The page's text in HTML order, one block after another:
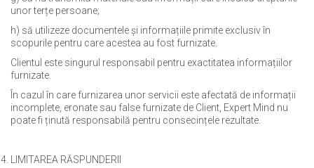
unor terțe persoane;
h) să utilizeze documentele și informațiile primite exclusiv în
scopurile pentru care acestea au fost furnizate.
Clientul este singurul responsabil pentru exactitatea informațiilor
furnizate.
În cazul în care furnizarea unor servicii este afectată de informații
incomplete, eronate sau false furnizate de Client, Expert Mind nu
poate fi ținută responsabilă pentru consecințele rezultate.
LIMITAREA RĂSPUNDERII